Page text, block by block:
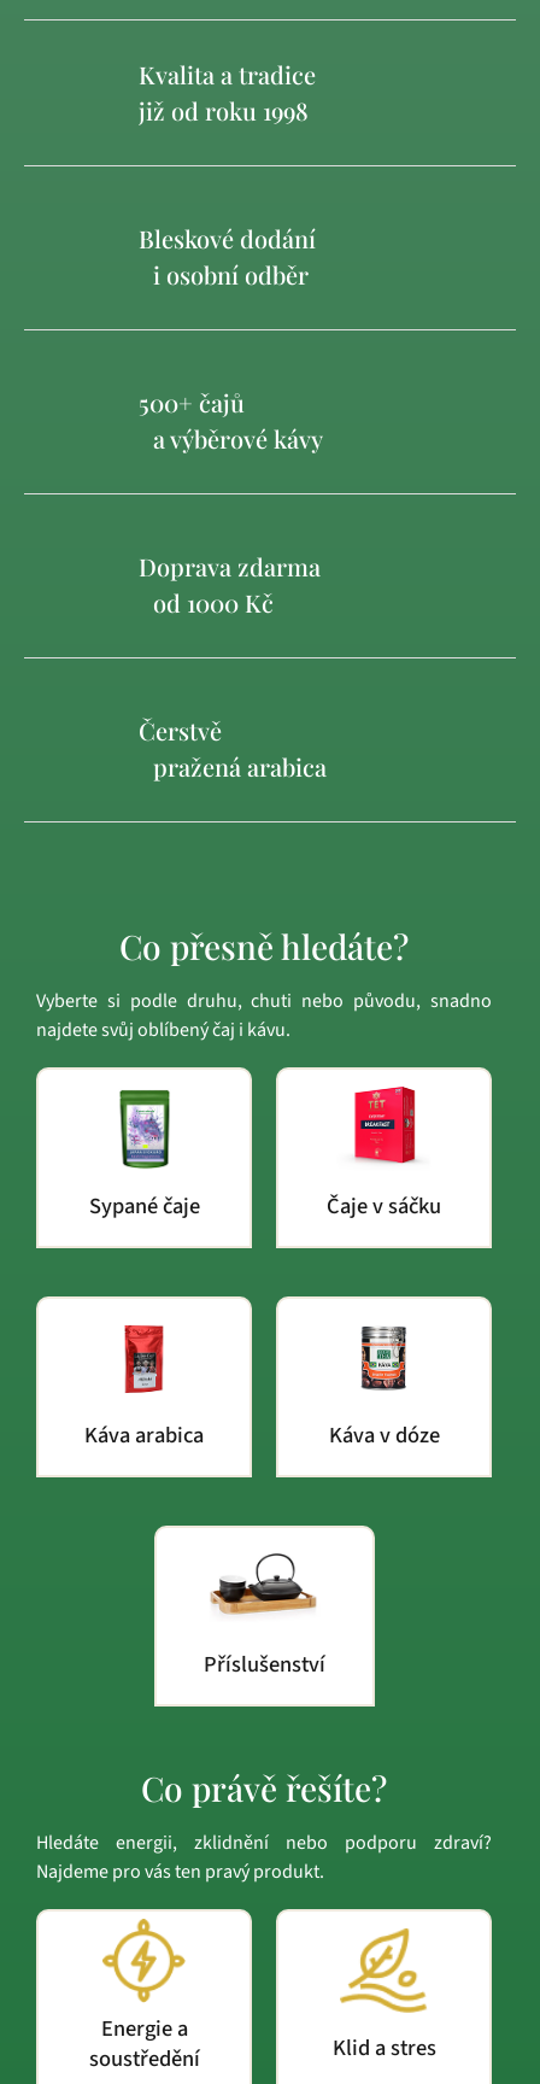
Kvalita a tradice
již od roku 1998
Bleskové dodání
i osobní odběr
500+ čajů
a výběrové kávy
Doprava zdarma
od 1000 Kč
Čerstvě
pražená arabica
Co přesně hledáte?
Vyberte si podle druhu, chuti nebo původu, snadno
najdete svůj oblíbený čaj i kávu.
Sypané čaje Čaje v sáčku
Káva arabica Káva v dóze
Příslušenství
Co právě řešíte?
Hledáte energii, zklidnění nebo podporu zdraví?
Najdeme pro vás ten pravý produkt.
Energie a
soustředění
Klid a stres